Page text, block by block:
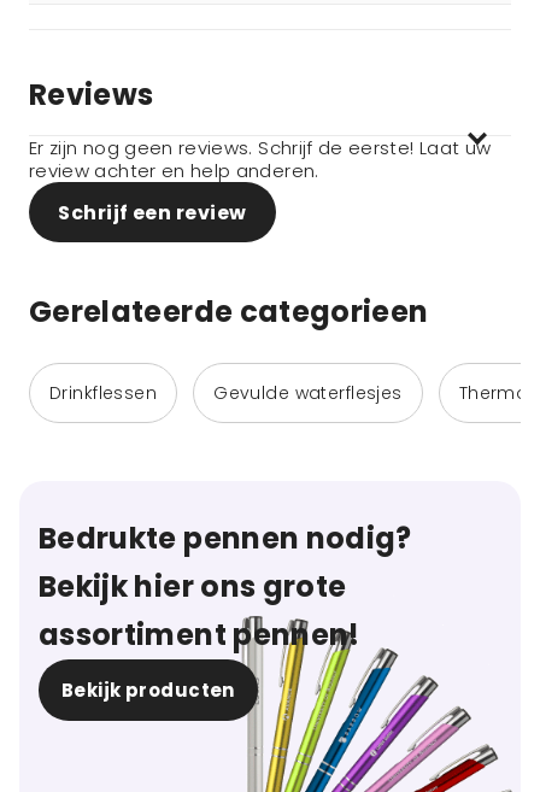
Reviews
Er zijn nog geen reviews. Schrijf de eerste! Laat uw
review achter en help anderen.
Schrijf een review
Gerelateerde categorieen
Drinkflessen Gevulde waterflesjes
Bedrukte pennen nodig?
Bekijk hier ons grote
assortiment pennen!
Bekijk producten